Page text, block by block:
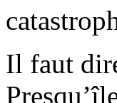
Il faut